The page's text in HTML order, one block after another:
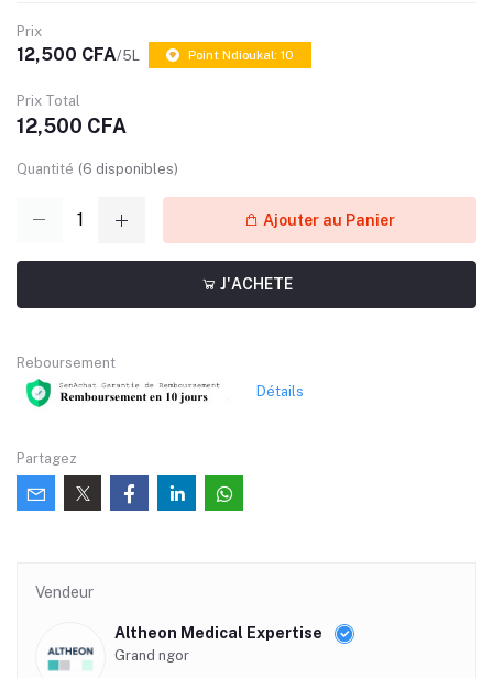
Prix
12,500 CFA/5L Point Ndioukal: 10
Prix Total
12,500 CFA
Quantité (6 disponibles)
Ajouter au Panier
J'ACHETE
Reboursement
Détails
Partagez
Vendeur
Altheon Medical Expertise
Grand ngor